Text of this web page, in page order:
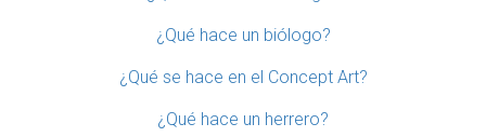
¿Qué hace un biólogo?
¿Qué se hace en el Concept Art?
¿Qué hace un herrero?